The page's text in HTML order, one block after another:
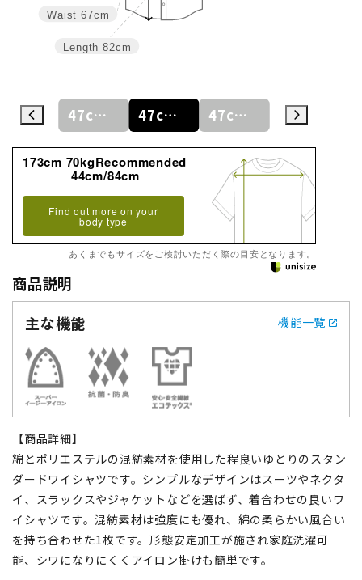
Length 82cm
Waist 67cm
46cm/88cm 47cm/80cm 47cm/84cm 47cm/88cm
173cm 70kgRecommended
44cm/84cm
Find out more on your
body type
あくまでもサイズをご検討いただく際の目安となります。
商品説明
主な機能
機能一覧
【商品詳細】
綿とポリエステルの混紡素材を使用した程良いゆとりのスタン
ダードワイシャツです。シンプルなデザインはスーツやネクタ
イ、スラックスやジャケットなどを選ばず、着合わせの良いワ
イシャツです。混紡素材は強度にも優れ、綿の柔らかい風合い
を持ち合わせた1枚です。形態安定加工が施され家庭洗濯可
能、シワになりにくくアイロン掛けも簡単です。